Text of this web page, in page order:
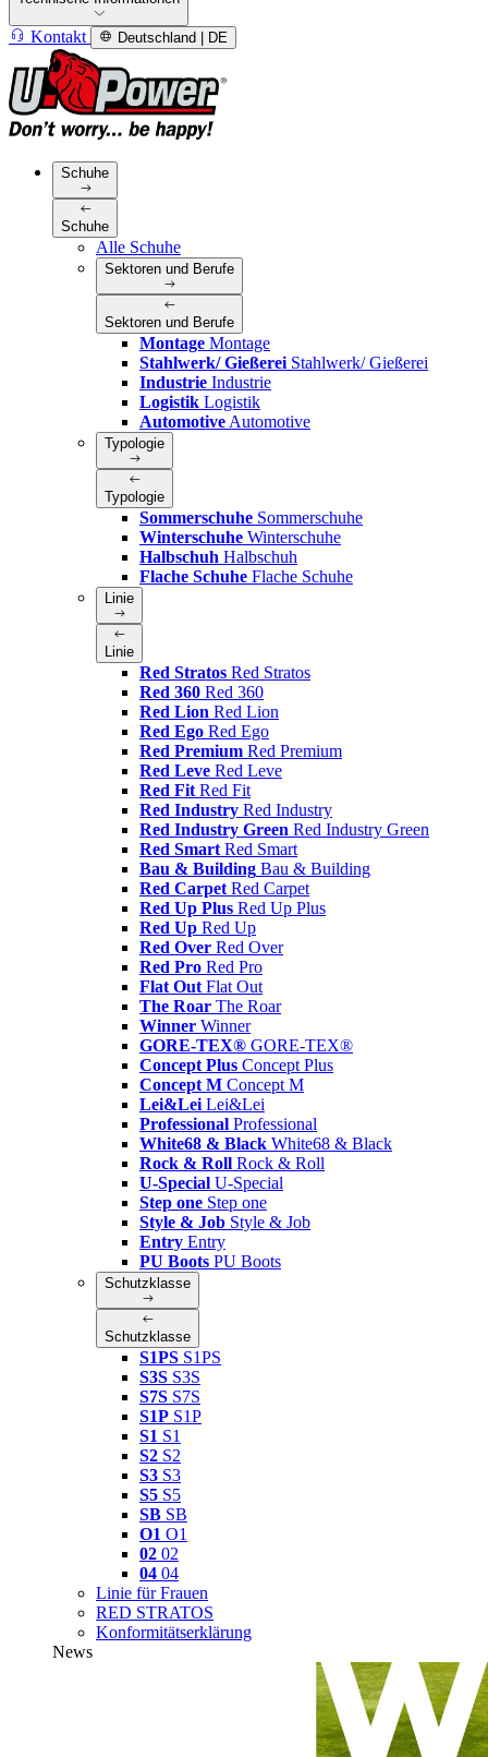
Kontakt Deutschland | DE
Schuhe
Schuhe
Alle Schuhe
Sektoren und Berufe
Sektoren und Berufe
Montage Montage
Stahlwerk/ Gießerei Stahlwerk/ Gießerei
Industrie Industrie
Logistik Logistik
Automotive Automotive
Typologie
Typologie
Sommerschuhe Sommerschuhe
Winterschuhe Winterschuhe
Halbschuh Halbschuh
Flache Schuhe Flache Schuhe
Linie
Linie
Red Stratos Red Stratos
Red 360 Red 360
Red Lion Red Lion
Red Ego Red Ego
Red Premium Red Premium
Red Leve Red Leve
Red Fit Red Fit
Red Industry Red Industry
Red Industry Green Red Industry Green
Red Smart Red Smart
Bau & Building Bau & Building
Red Carpet Red Carpet
Red Up Plus Red Up Plus
Red Up Red Up
Red Over Red Over
Red Pro Red Pro
Flat Out Flat Out
The Roar The Roar
Winner Winner
GORE-TEX® GORE-TEX®
Concept Plus Concept Plus
Concept M Concept M
Lei&Lei Lei&Lei
Professional Professional
White68 & Black White68 & Black
Rock & Roll Rock & Roll
U-Special U-Special
Step one Step one
Style & Job Style & Job
Entry Entry
PU Boots PU Boots
Schutzklasse
Schutzklasse
S1PS S1PS
S3S S3S
S7S S7S
S1P S1P
S1 S1
S2 S2
S3 S3
S5 S5
SB SB
O1 O1
02 02
04 04
Linie für Frauen
RED STRATOS
Konformitätserklärung
News